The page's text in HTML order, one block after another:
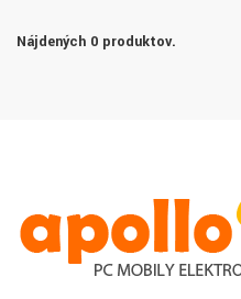
Nájdených 0 produktov.